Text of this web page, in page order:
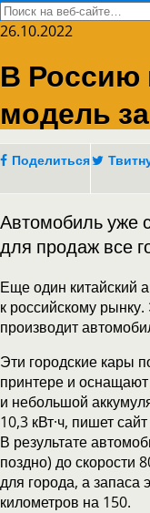
26.10.2022
В Россию
модель
Поделиться
Автомобиль уже
для продаж все
Еще один китайский
к российскому
производит
Эти городские кары
принтере и
и небольшой
10,3 кВт·ч, пишет
В результате
поздно) до скорости
для города, а запаса
километров на 150.